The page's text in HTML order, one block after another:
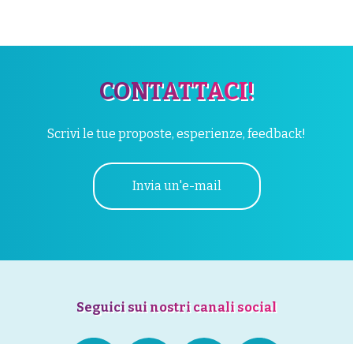
CONTATTACI!
Scrivi le tue proposte, esperienze, feedback!
Invia un'e-mail
Seguici sui nostri canali social